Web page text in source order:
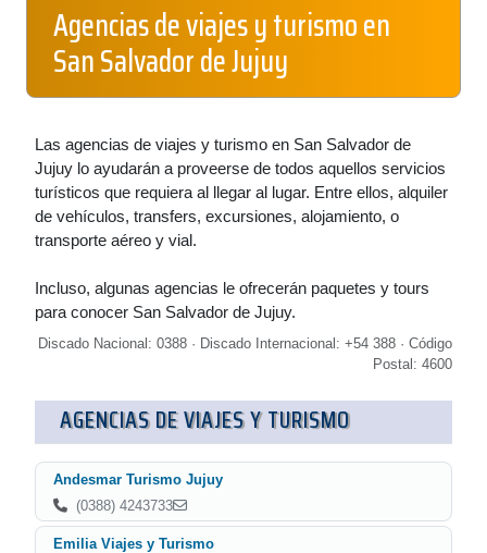
Agencias de viajes y turismo en
San Salvador de Jujuy
Las agencias de viajes y turismo en San Salvador de
Jujuy lo ayudarán a proveerse de todos aquellos servicios
turísticos que requiera al llegar al lugar. Entre ellos, alquiler
de vehículos, transfers, excursiones, alojamiento, o
transporte aéreo y vial.
Incluso, algunas agencias le ofrecerán paquetes y tours
para conocer San Salvador de Jujuy.
Discado Nacional: 0388 · Discado Internacional: +54 388 · Código
Postal: 4600
AGENCIAS DE VIAJES Y TURISMO
Andesmar Turismo Jujuy
(0388) 4243733
Emilia Viajes y Turismo